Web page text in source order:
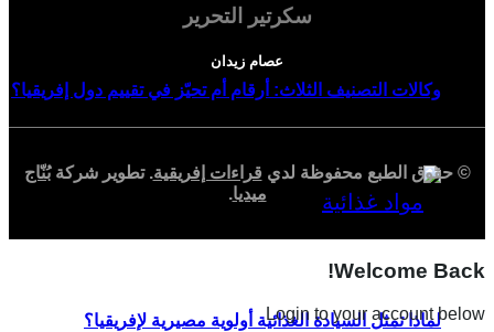
وكالات التصنيف الثلاث: أرقام أم تحيّز في تقييم دول إفريقيا؟
لماذا تمثل السيادة الغذائية أولوية مصيرية لإفريقيا؟
سكرتير التحرير
عصام زيدان
© حقوق الطبع محفوظة لدي قراءات إفريقية. تطوير شركةبُنّاج
ميديا.
Welcome Back!
Login to your account below